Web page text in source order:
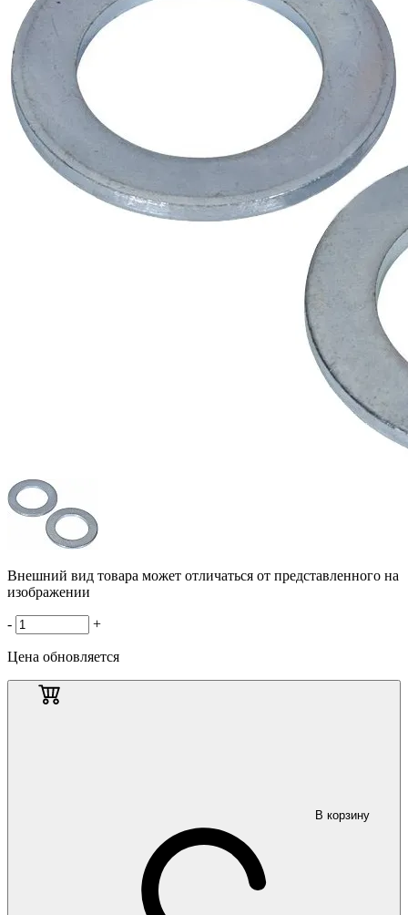
Внешний вид товара может отличаться от представленного на
изображении
- +
Цена обновляется
В корзину